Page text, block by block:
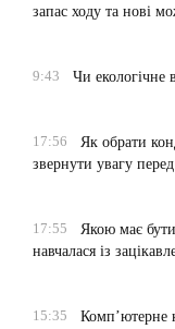
запас ходу та нові
9:43
Чи екологічне
17:56
Як обрати
звернути увагу
17:55
Якою має
навчалася із
15:35
Комп’ютерне